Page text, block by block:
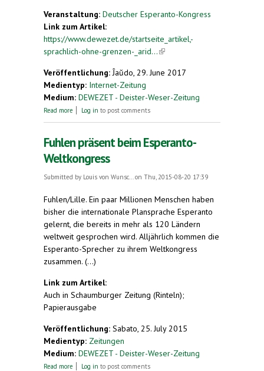
Veranstaltung: Deutscher Esperanto-Kongress
Link zum Artikel:
https://www.dewezet.de/startseite_artikel,-
sprachlich-ohne-grenzen-_arid...(link is external)
Veröffentlichung: Ĵaŭdo, 29. June 2017
Medientyp: Internet-Zeitung
Medium: DEWEZET - Deister-Weser-Zeitung
Read more about Sprachlich ohne Grenzen
Log in to post comments
Fuhlen präsent beim Esperanto-
Weltkongress
Submitted by Louis von Wunsc... on Thu, 2015-08-20 17:39
Fuhlen/Lille. Ein paar Millionen Menschen haben
bisher die internationale Plansprache Esperanto
gelernt, die bereits in mehr als 120 Ländern
weltweit gesprochen wird. Alljährlich kommen die
Esperanto-Sprecher zu ihrem Weltkongress
zusammen. (...)
Link zum Artikel:
Auch in Schaumburger Zeitung (Rinteln);
Papierausgabe
Veröffentlichung: Sabato, 25. July 2015
Medientyp: Zeitungen
Medium: DEWEZET - Deister-Weser-Zeitung
Read more about Fuhlen präsent beim Esperanto-
Log in to post comments